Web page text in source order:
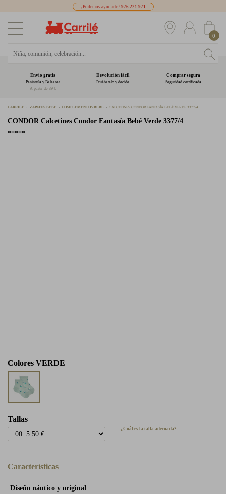
¿Podemos ayudarte? 976 221 971
0
Envío gratis
Península y Baleares
A partir de 39 €
Devolución fácil
Pruébatelo y decide
Comprar segura
Seguridad certificada
CARRILÉ ZAPATOS BEBÉ COMPLEMENTOS BEBÉ CALCETINES CONDOR FANTASÍA BEBÉ VERDE 3377/4
CONDOR Calcetines Condor Fantasía Bebé Verde 3377/4
*****
Colores VERDE
Tallas
¿Cuál es la talla adecuada?
Características
Diseño náutico y original